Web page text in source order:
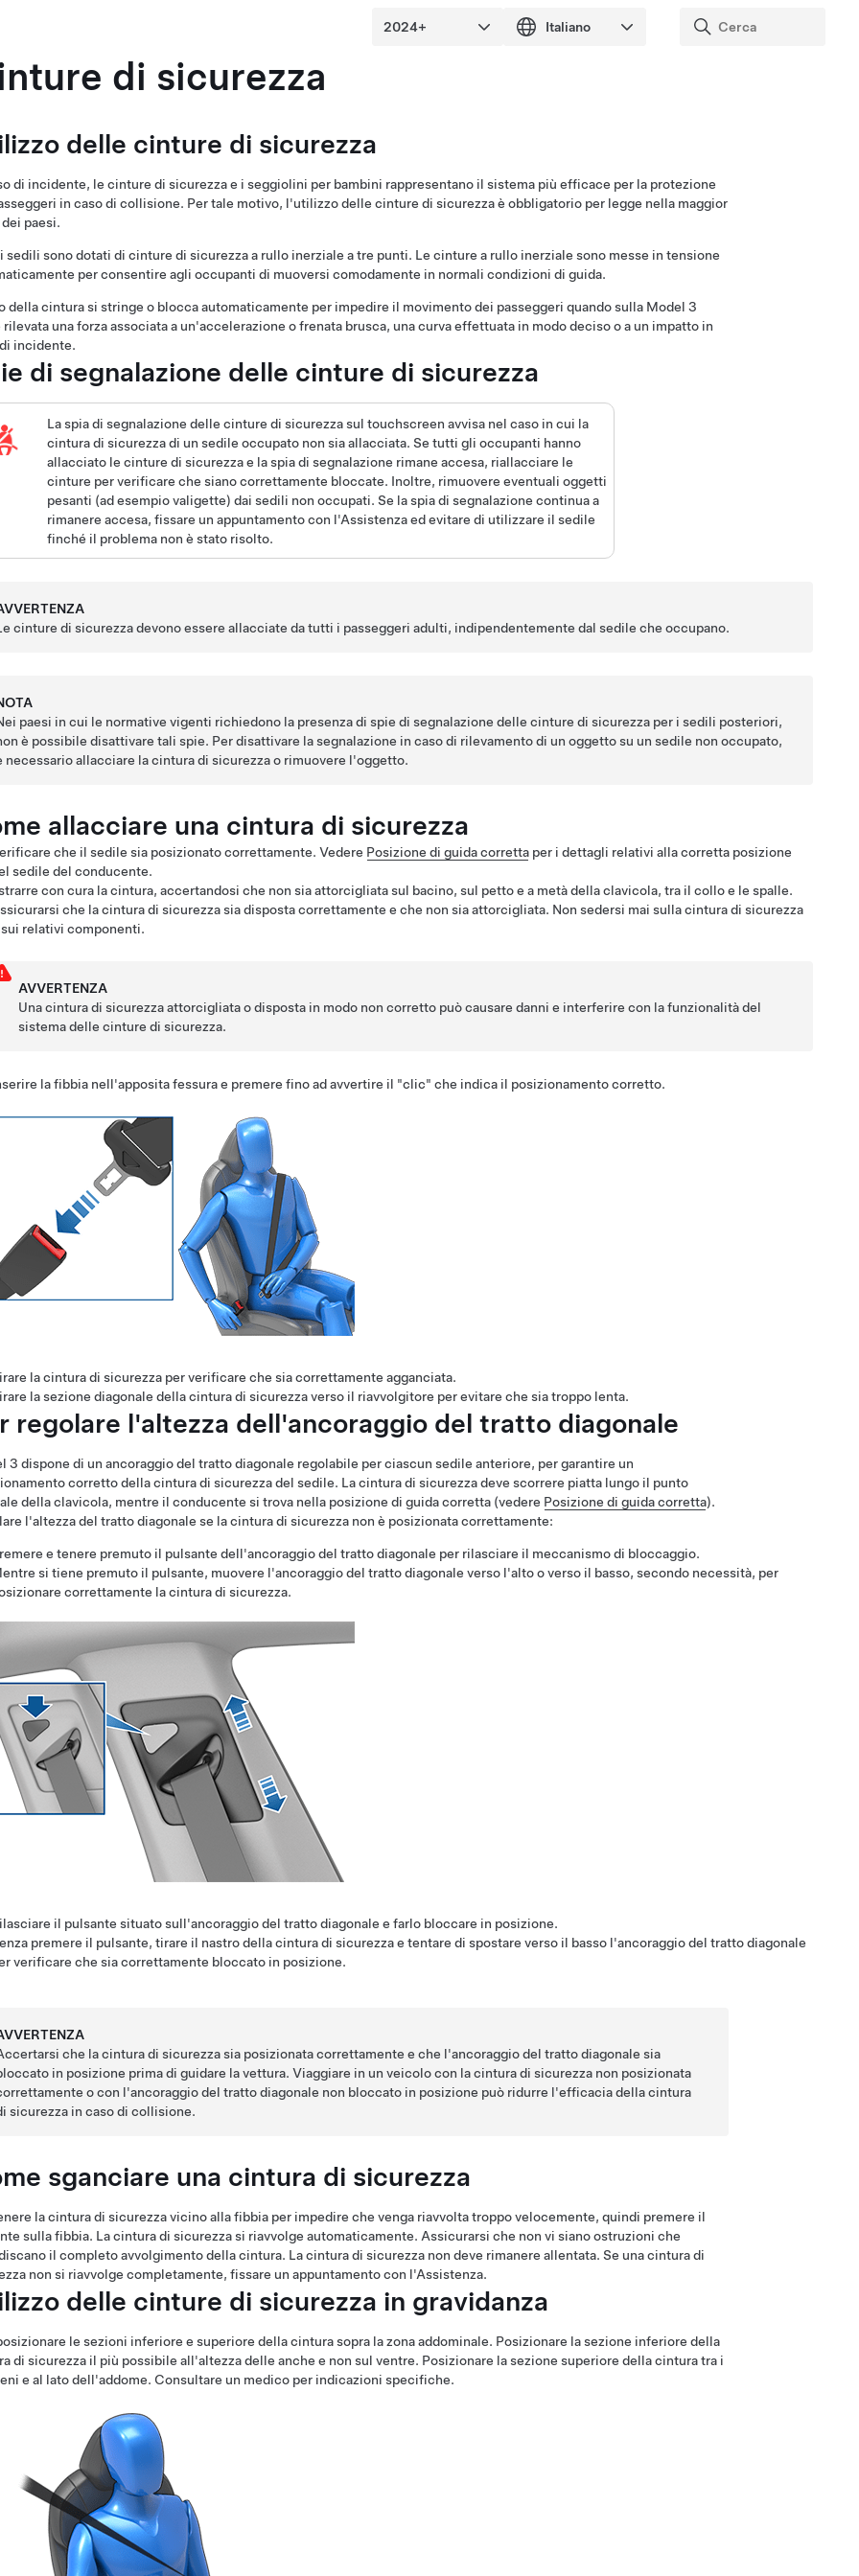
di sicurezza
delle cinture di sicurezza
di incidente, le cinture di sicurezza e i seggiolini per bambini rappresentano il sistema più efficace per la protezione
in caso di collisione. Per tale motivo, l'utilizzo delle cinture di sicurezza è obbligatorio per legge nella maggior
paesi.
sedili sono dotati di cinture di sicurezza a rullo inerziale a tre punti. Le cinture a rullo inerziale sono messe in tensione
per consentire agli occupanti di muoversi comodamente in normali condizioni di guida.
della cintura si stringe o blocca automaticamente per impedire il movimento dei passeggeri quando sulla Model 3
rilevata una forza associata a un'accelerazione o frenata brusca, una curva effettuata in modo deciso o a un impatto in
incidente.
di segnalazione delle cinture di sicurezza
La spia di segnalazione delle cinture di sicurezzasul touchscreen avvisa nel caso in cui la
cintura di sicurezza di un sedile occupato non sia allacciata. Se tutti gli occupanti hanno
allacciato le cinture di sicurezza e la spia di segnalazione rimane accesa, riallacciare le
cinture per verificare che siano correttamente bloccate. Inoltre, rimuovere eventuali oggetti
pesanti (ad esempio valigette) dai sedili non occupati. Se la spia di segnalazione continua a
rimanere accesa, fissare un appuntamento con l'Assistenza ed evitare di utilizzare il sedile
finché il problema non è stato risolto.
cinture di sicurezza devono essere allacciate da tutti i passeggeri adulti, indipendentemente dal sedile che occupano.
paesi in cui le normative vigenti richiedono la presenza di spie di segnalazione delle cinture di sicurezza per i sedili posteriori,
è possibile disattivare tali spie. Per disattivare la segnalazione in caso di rilevamento di un oggetto su un sedile non occupato,
necessario allacciare la cintura di sicurezza o rimuovere l'oggetto.
allacciare una cintura di sicurezza
che il sedile sia posizionato correttamente. Vedere Posizione di guida corretta per i dettagli relativi alla corretta posizione
sedile del conducente.
con cura la cintura, accertandosi che non sia attorcigliata sul bacino, sul petto e a metà della clavicola, tra il collo e le spalle.
che la cintura di sicurezza sia disposta correttamente e che non sia attorcigliata. Non sedersi mai sulla cintura di sicurezza
relativi componenti.
AVVERTENZA
Una cintura di sicurezza attorcigliata o disposta in modo non corretto può causare danni e interferire con la funzionalità del
sistema delle cinture di sicurezza.
la fibbia nell'apposita fessura e premere fino ad avvertire il "clic" che indica il posizionamento corretto.
la cintura di sicurezza per verificare che sia correttamente agganciata.
la sezione diagonale della cintura di sicurezza verso il riavvolgitore per evitare che sia troppo lenta.
regolare l'altezza dell'ancoraggio del tratto diagonale
3 dispone di un ancoraggio del tratto diagonale regolabile per ciascun sedile anteriore, per garantire un
corretto della cintura di sicurezza del sedile. La cintura di sicurezza deve scorrere piatta lungo il punto
della clavicola, mentre il conducente si trova nella posizione di guida corretta (vedere Posizione di guida corretta).
l'altezza del tratto diagonale se la cintura di sicurezza non è posizionata correttamente:
e tenere premuto il pulsante dell'ancoraggio del tratto diagonale per rilasciare il meccanismo di bloccaggio.
si tiene premuto il pulsante, muovere l'ancoraggio del tratto diagonale verso l'alto o verso il basso, secondo necessità, per
correttamente la cintura di sicurezza.
il pulsante situato sull'ancoraggio del tratto diagonale e farlo bloccare in posizione.
premere il pulsante, tirare il nastro della cintura di sicurezza e tentare di spostare verso il basso l'ancoraggio del tratto diagonale
verificare che sia correttamente bloccato in posizione.
che la cintura di sicurezza sia posizionata correttamente e che l'ancoraggio del tratto diagonale sia
in posizione prima di guidare la vettura. Viaggiare in un veicolo con la cintura di sicurezza non posizionata
o con l'ancoraggio del tratto diagonale non bloccato in posizione può ridurre l'efficacia della cintura
sicurezza in caso di collisione.
sganciare una cintura di sicurezza
la cintura di sicurezza vicino alla fibbia per impedire che venga riavvolta troppo velocemente, quindi premere il
sulla fibbia. La cintura di sicurezza si riavvolge automaticamente. Assicurarsi che non vi siano ostruzioni che
il completo avvolgimento della cintura. La cintura di sicurezza non deve rimanere allentata. Se una cintura di
non si riavvolge completamente, fissare un appuntamento con l'Assistenza.
delle cinture di sicurezza in gravidanza
le sezioni inferiore e superiore della cintura sopra la zona addominale. Posizionare la sezione inferiore della
di sicurezza il più possibile all'altezza delle anche e non sul ventre. Posizionare la sezione superiore della cintura tra i
e al lato dell'addome. Consultare un medico per indicazioni specifiche.